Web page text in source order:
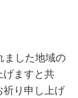
ました地域の
げますと共
祈り申し上げ